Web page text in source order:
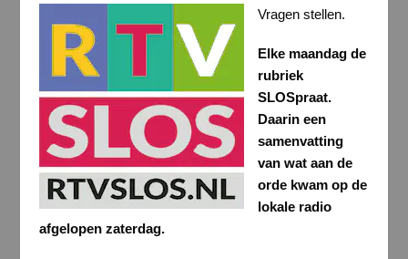
Vragen stellen.
Elke maandag de
rubriek
SLOSpraat.
Daarin een
samenvatting
van wat aan de
orde kwam op de
lokale radio
afgelopen zaterdag.